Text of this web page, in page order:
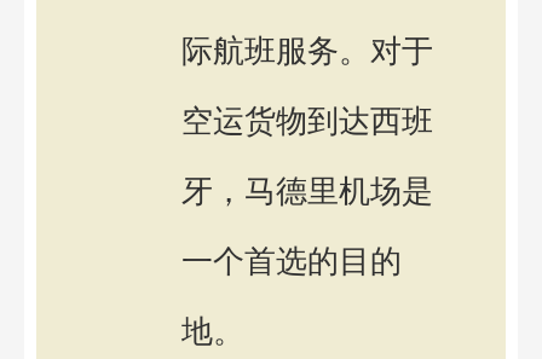
际航班服务。对于
空运货物到达西班
牙，马德里机场是
一个首选的目的
地。